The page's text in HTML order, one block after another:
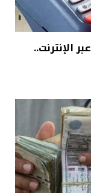
خطوات تحديث بطاقة التموين 2026 عبر الإنترنت..